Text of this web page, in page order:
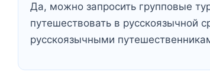
Да, можно запросить групповые
путешествовать в русскоязычной
русскоязычными